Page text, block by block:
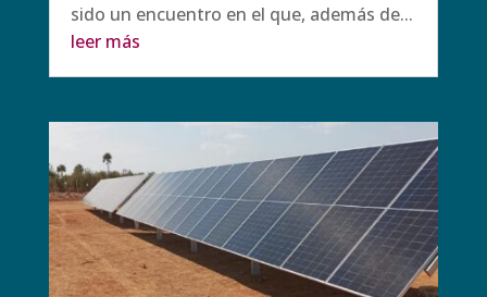
sido un encuentro en el que, además de...
leer más